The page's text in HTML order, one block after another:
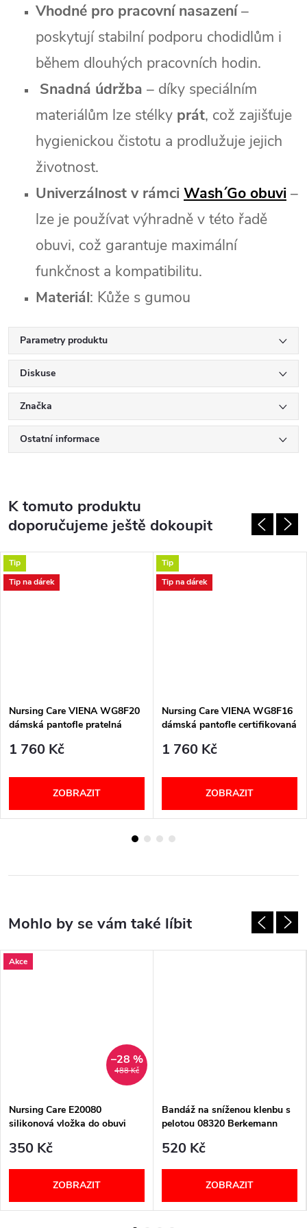
Vhodné pro pracovní nasazení–
poskytují stabilní podporu chodidlům i
během dlouhých pracovních hodin.
Snadná údržba – díky speciálním
materiálům lze stélky prát, což zajišťuje
hygienickou čistotu a prodlužuje jejich
životnost.
Univerzálnost v rámci Wash´Go obuvi –
lze je používat výhradně v této řadě
obuvi, což garantuje maximální
funkčnost a kompatibilitu.
Materiál: Kůže s gumou
Parametry produktu
Diskuse
Značka
Ostatní informace
K tomuto produktu
doporučujeme ještě dokoupit
Tip
Tip na dárek
Nursing Care VIENA WG8F20
dámská pantofle pratelná
1 760 Kč
ZOBRAZIT
Tip
Tip na dárek
Nursing Care VIENA WG8F16
dámská pantofle certifikovaná
1 760 Kč
ZOBRAZIT
Akce
488 Kč
–28 %
Nursing Care E20080
silikonová vložka do obuvi
350 Kč
ZOBRAZIT
Bandáž na sníženou klenbu s
pelotou 08320 Berkemann
520 Kč
ZOBRAZIT